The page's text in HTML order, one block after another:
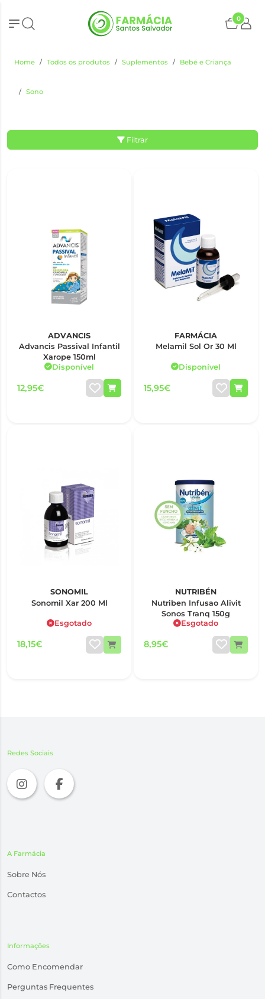
0
Home Todos os produtos Suplementos Bebé e Criança
Sono
Filtrar
ADVANCIS
Advancis Passival Infantil
Xarope 150ml
Disponível
12,95€
FARMÁCIA
Melamil Sol Or 30 Ml
Disponível
15,95€
SONOMIL
Sonomil Xar 200 Ml
Esgotado
18,15€
NUTRIBÉN
Nutriben Infusao Alivit
Sonos Tranq 150g
Esgotado
8,95€
Redes Sociais
A Farmácia
Sobre Nós
Contactos
Informações
Como Encomendar
Perguntas Frequentes